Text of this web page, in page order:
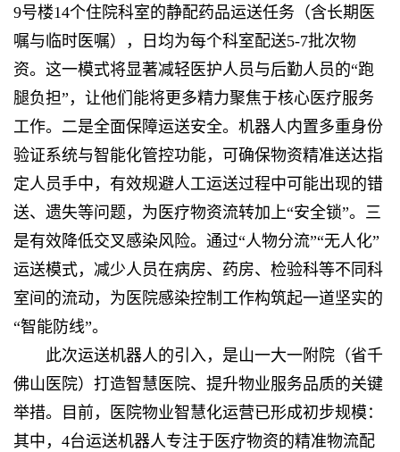
9号楼14个住院科室的静配药品运送任务（含长期医
嘱与临时医嘱），日均为每个科室配送5-7批次物
资。这一模式将显著减轻医护人员与后勤人员的“跑
腿负担”，让他们能将更多精力聚焦于核心医疗服务
工作。二是全面保障运送安全。机器人内置多重身份
验证系统与智能化管控功能，可确保物资精准送达指
定人员手中，有效规避人工运送过程中可能出现的错
送、遗失等问题，为医疗物资流转加上“安全锁”。三
是有效降低交叉感染风险。通过“人物分流”“无人化”
运送模式，减少人员在病房、药房、检验科等不同科
室间的流动，为医院感染控制工作构筑起一道坚实的
“智能防线”。
此次运送机器人的引入，是山一大一附院（省千
佛山医院） 打造智慧医院、提升物业服务品质的关键
举措。目前，医院物业智慧化运营已形成初步规模：
其中，4台运送机器人专注于医疗物资的精准物流配